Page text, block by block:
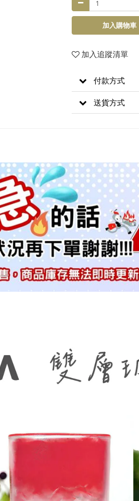
加入購物車
加入追蹤清單
付款方式
送貨方式